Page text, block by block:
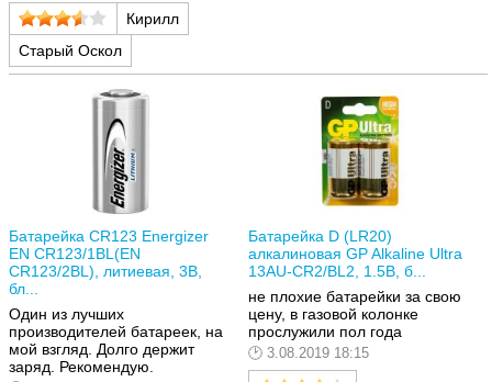
Кирилл
Старый Оскол
Батарейка CR123 Energizer
EN CR123/1BL(EN
CR123/2BL), литиевая, 3В,
бл...
Один из лучших
производителей батареек, на
мой взгляд. Долго держит
заряд. Рекомендую.
Батарейка D (LR20)
алкалиновая GP Alkaline Ultra
13AU-CR2/BL2, 1.5В, б...
не плохие батарейки за свою
цену, в газовой колонке
прослужили пол года
3.08.2019 18:15